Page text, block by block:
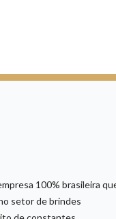
100% brasileira
setor de brindes